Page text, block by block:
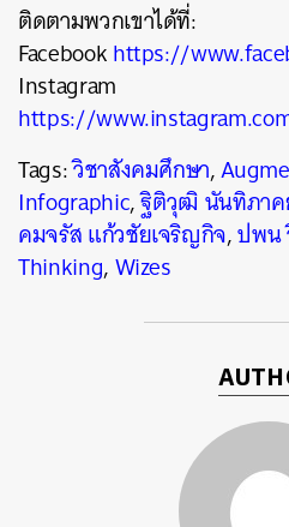
ติดตามพวกเขาได้ที่:
Facebookhttps://
Instagram
https://
Tags:วิชาสังคมศึกษา,
Infographic,ฐิติวุฒิ นันทิภา
คมจรัส แก้วชัยเจริญกิจ,ปพน
Thinking,Wizes